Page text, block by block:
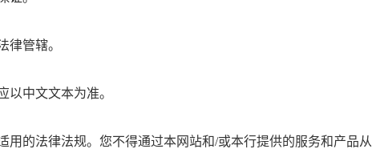
律管辖。
以中文文本为准。
用的法律法规。您不得通过本网站和/或本行提供的服务和产品从